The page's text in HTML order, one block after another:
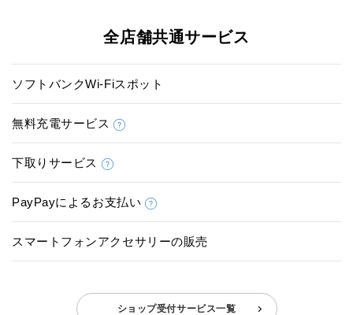
全店舗共通サービス
ソフトバンクWi-Fiスポット
無料充電サービス
下取りサービス
PayPayによるお支払い
スマートフォンアクセサリーの販売
ショップ受付サービス一覧